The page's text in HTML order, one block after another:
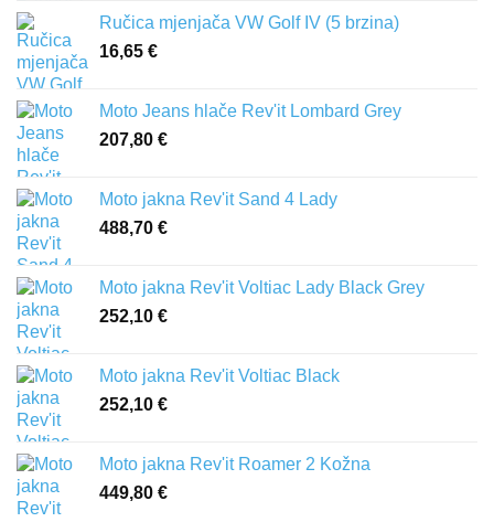
Ručica mjenjača VW Golf IV (5 brzina)
16,65 €
Moto Jeans hlače Rev'it Lombard Grey
207,80 €
Moto jakna Rev'it Sand 4 Lady
488,70 €
Moto jakna Rev'it Voltiac Lady Black Grey
252,10 €
Moto jakna Rev'it Voltiac Black
252,10 €
Moto jakna Rev'it Roamer 2 Kožna
449,80 €